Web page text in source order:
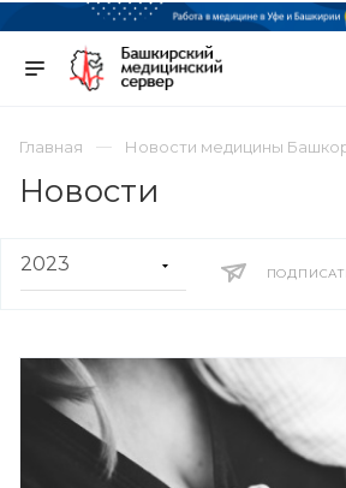
Главная Новости медицины
Новости